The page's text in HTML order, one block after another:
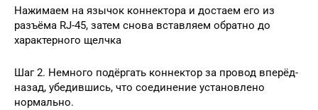
Нажимаем на язычок коннектора и достаем его из
разъёма RJ-45, затем снова вставляем обратно до
характерного щелчка
Шаг 2. Немного подёргать коннектор за провод вперёд-
назад, убедившись, что соединение установлено
нормально.